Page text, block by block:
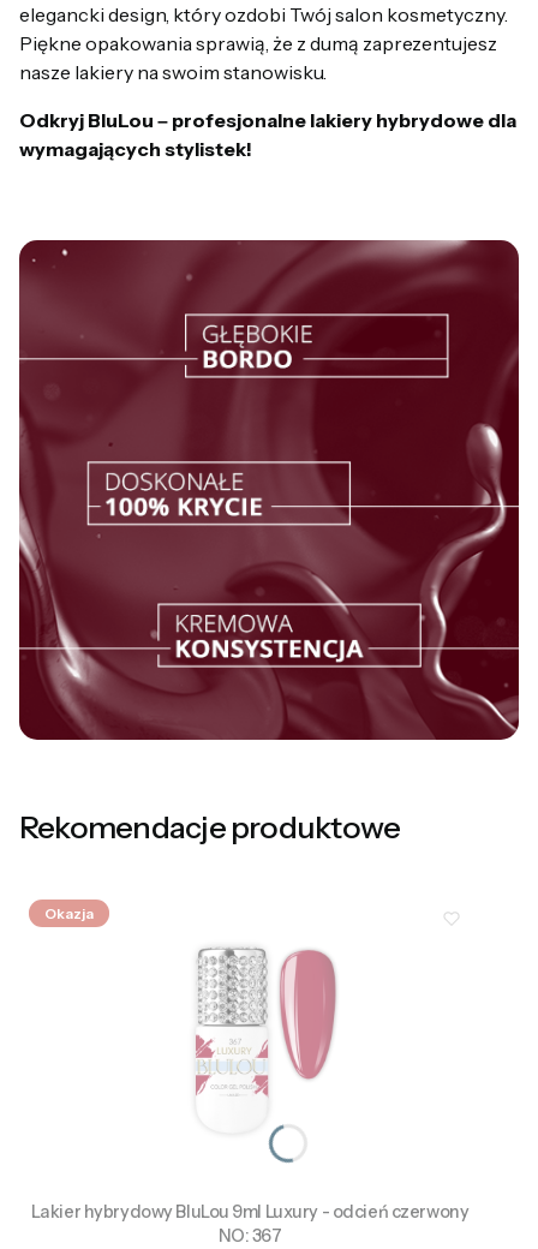
elegancki design, który ozdobi Twój salon kosmetyczny.
Piękne opakowania sprawią, że z dumą zaprezentujesz
nasze lakiery na swoim stanowisku.
Odkryj BluLou – profesjonalne lakiery hybrydowe dla
wymagających stylistek!
Rekomendacje produktowe
Okazja
Lakier hybrydowy BluLou 9ml Luxury - odcień czerwony
NO: 367